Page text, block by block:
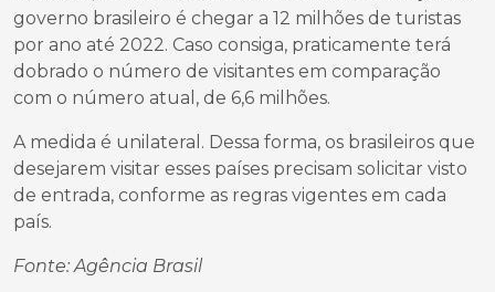
governo brasileiro é chegar a 12 milhões de turistas
por ano até 2022. Caso consiga, praticamente terá
dobrado o número de visitantes em comparação
com o número atual, de 6,6 milhões.
A medida é unilateral. Dessa forma, os brasileiros que
desejarem visitar esses países precisam solicitar visto
de entrada, conforme as regras vigentes em cada
país.
Fonte: Agência Brasil